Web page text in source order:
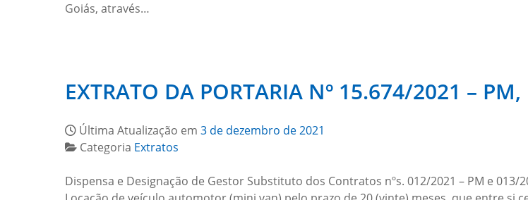
Goiás, através…
EXTRATO DA PORTARIA Nº 15.674/2021 –
Última Atualização em 3 de dezembro de 2021
Categoria Extratos
Dispensa e Designação de Gestor Substituto dos Contratos nºs. 012/2021 – PM e 013/